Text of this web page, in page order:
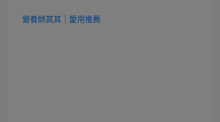
營養師其其｜愛用推薦